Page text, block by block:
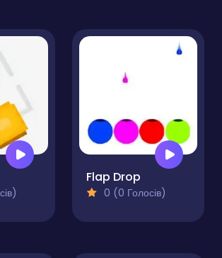
Flap Drop
0 (0 Голосів)